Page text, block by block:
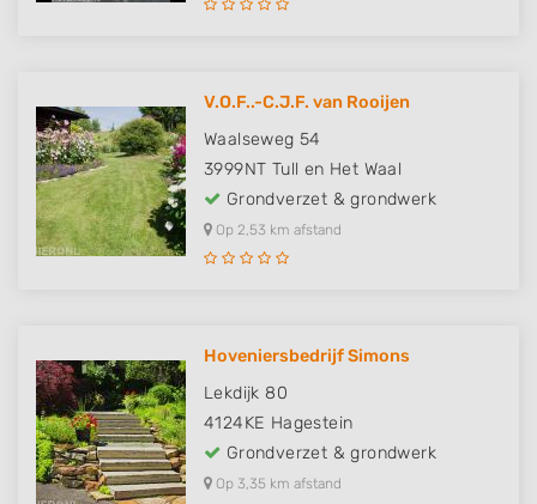
V.O.F..-C.J.F. van Rooijen
Waalseweg 54
3999NT Tull en Het Waal
Grondverzet & grondwerk
Op 2,53 km afstand
Hoveniersbedrijf Simons
Lekdijk 80
4124KE Hagestein
Grondverzet & grondwerk
Op 3,35 km afstand